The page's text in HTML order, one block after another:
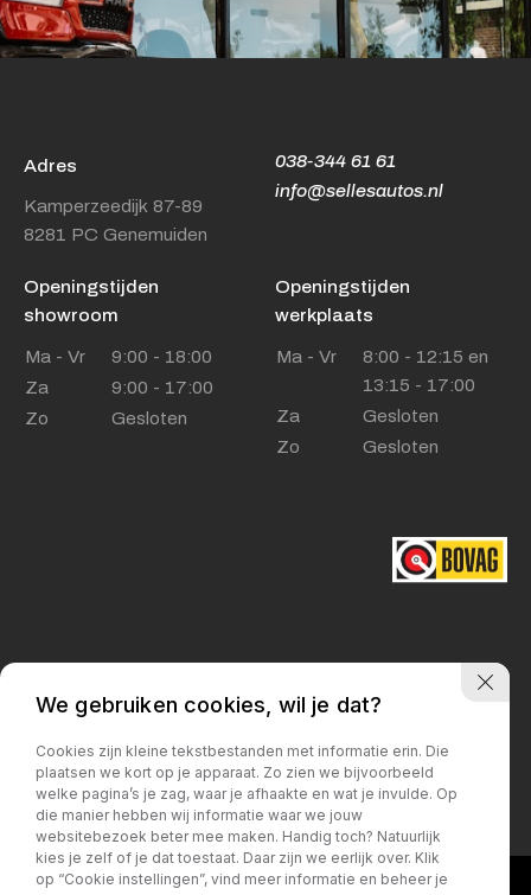
038-344 61 61
info@sellesautos.nl
Adres
Kamperzeedijk 87-89
8281 PC Genemuiden
Openingstijden
showroom
Ma - Vr
9:00 - 18:00
Za
9:00 - 17:00
Zo
Gesloten
Openingstijden
werkplaats
Ma - Vr
8:00 - 12:15 en
13:15 - 17:00
Za
Gesloten
Zo
Gesloten
Privacy policy
We gebruiken cookies, wil je dat?
Cookies zijn kleine tekstbestanden met informatie erin. Die
plaatsen we kort op je apparaat. Zo zien we bijvoorbeeld
welke pagina’s je zag, waar je afhaakte en wat je invulde. Op
die manier hebben wij informatie waar we jouw
websitebezoek beter mee maken. Handig toch? Natuurlijk
kies je zelf of je dat toestaat. Daar zijn we eerlijk over. Klik
op “Cookie instellingen”, vind meer informatie en beheer je